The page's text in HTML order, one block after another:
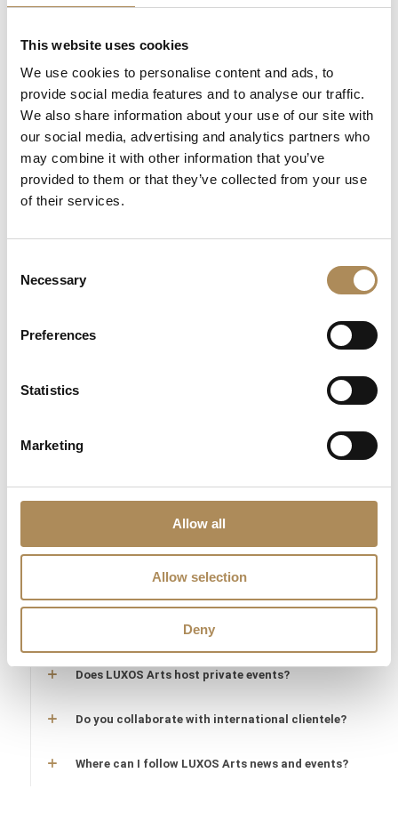
This website uses cookies
We use cookies to personalise content and ads, to
provide social media features and to analyse our traffic.
We also share information about your use of our site with
our social media, advertising and analytics partners who
may combine it with other information that you’ve
provided to them or that they’ve collected from your use
of their services.
Selection
Necessary
Preferences
Statistics
Marketing
Allow all
Allow selection
Deny
What does LUXOS Arts do?
Can I commission a bespoke piece or request
sourcing of a specific item?
Are the pieces offered by LUXOS Arts authentic
and of genuine value?
Does each piece include a certificate of
possess?
Are timepieces offered by LUXOS Arts warranty-
protected?
Can I offer an item for sale through LUXOS Arts?
How may I arrange an appointment?
Does LUXOS Arts host private events?
Do you collaborate with international clientele?
Where can I follow LUXOS Arts news and events?